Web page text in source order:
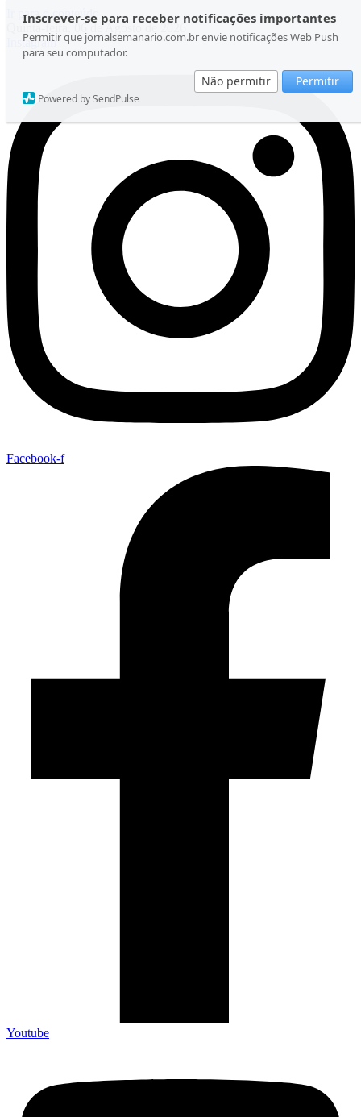
Inscrever-se para receber notificações importantes
Permitir que jornalsemanario.com.br envie notificações Web Push
para seu computador.
Não permitir Permitir
Powered by SendPulse
Ir para o conteúdo
Quinta-feira, 06 de Agosto de 2026
Instagram
Facebook-f
Youtube